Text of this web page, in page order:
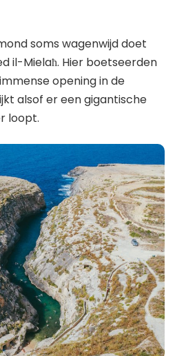
soms wagenwijd doet
il-Mielaħ. Hier boetseerden
opening in de
alsof er een gigantische
loopt.